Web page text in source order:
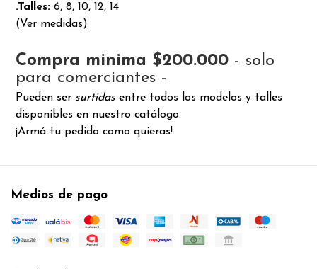
.Talles: 6, 8, 10, 12, 14
(Ver medidas)
Compra minima $200.000 - solo
para comerciantes -
Pueden ser surtidasentre todos los modelos y talles
disponibles en nuestro catálogo.
¡Armá tu pedido como quieras!
Medios de pago